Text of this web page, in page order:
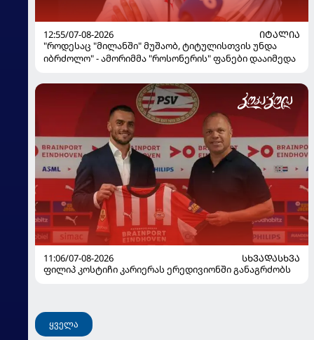
12:55/07-08-2026
ᲘᲢᲐᲚᲘᲐ
"როდესაც "მილანში" მუშაობ, ტიტულისთვის უნდა
იბრძოლო" - ამორიმმა "როსონერის" ფანები დააიმედა
11:06/07-08-2026
ᲡᲮᲕᲐᲓᲐᲡᲮᲕᲐ
ფილიპ კოსტიჩი კარიერას ერედივიონში განაგრძობს
ყველა